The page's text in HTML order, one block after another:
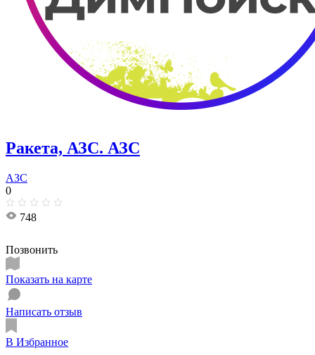
Ракета, АЗС. АЗС
АЗС
0
748
Позвонить
Показать на карте
Написать отзыв
В Избранное